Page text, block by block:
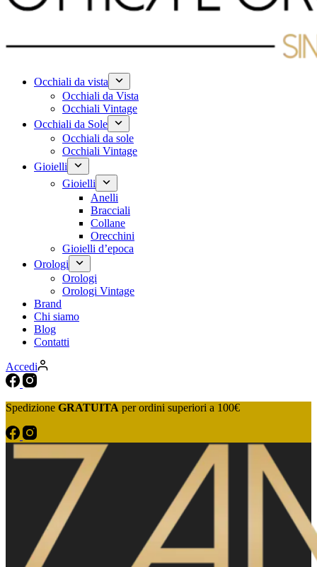
Occhiali da vista
Occhiali da Vista
Occhiali Vintage
Occhiali da Sole
Occhiali da sole
Occhiali Vintage
Gioielli
Gioielli
Anelli
Bracciali
Collane
Orecchini
Gioielli d’epoca
Orologi
Orologi
Orologi Vintage
Brand
Chi siamo
Blog
Contatti
Accedi
Spedizione GRATUITA per ordini superiori a 100€